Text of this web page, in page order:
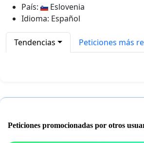
País:
Eslovenia
Idioma: Español
Tendencias Peticiones más
Peticiones promocionadas por otros